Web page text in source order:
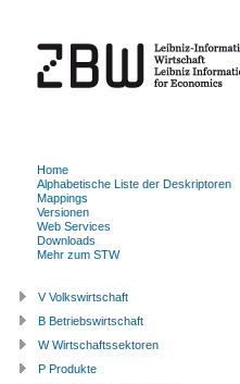
Home
Alphabetische Liste der Deskriptoren
Mappings
Versionen
Web Services
Downloads
Mehr zum STW
V Volkswirtschaft
B Betriebswirtschaft
W Wirtschaftssektoren
P Produkte